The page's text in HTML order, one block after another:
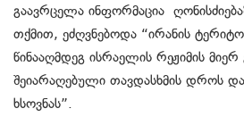
გაავრცელა ინფორმაცია
თქმით, ეძღვნებოდა “ირანის
წინააღმდეგ ისრაელის რეჟიმის
შეიარაღებული თავდასხმის დროს
ხსოვნას”.